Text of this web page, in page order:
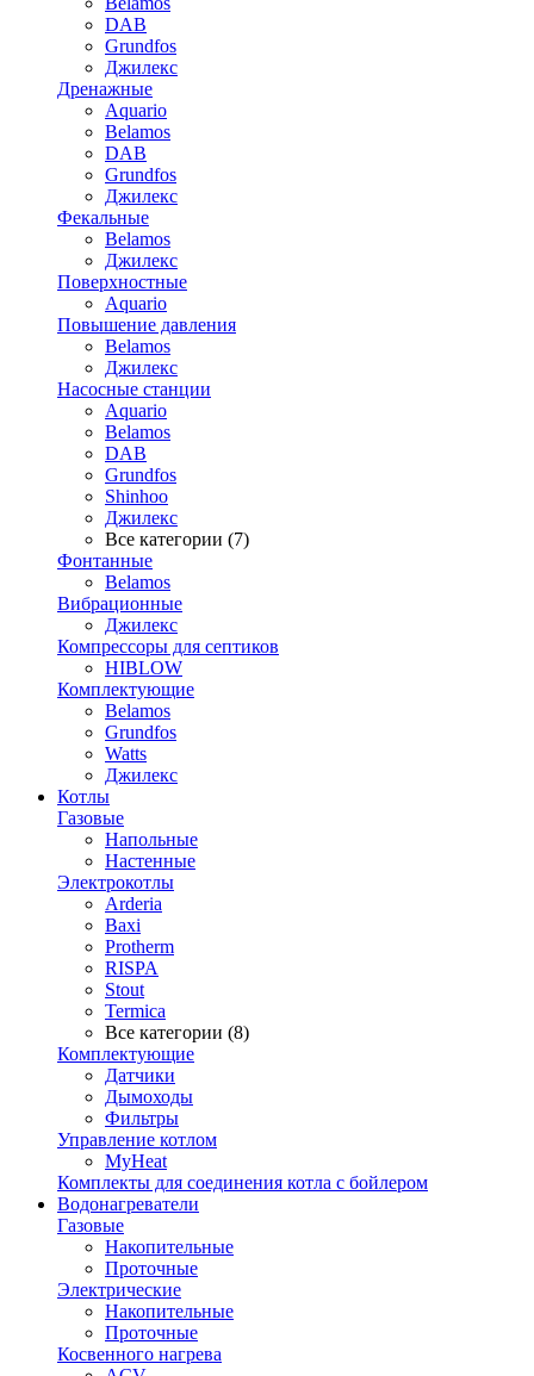
DAB
Grundfos
Джилекс
Дренажные
Aquario
Belamos
DAB
Grundfos
Джилекс
Фекальные
Belamos
Джилекс
Поверхностные
Aquario
Повышение давления
Belamos
Джилекс
Насосные станции
Aquario
Belamos
DAB
Grundfos
Shinhoo
Джилекс
Все категории (7)
Фонтанные
Belamos
Вибрационные
Джилекс
Компрессоры для септиков
HIBLOW
Комплектующие
Belamos
Grundfos
Watts
Джилекс
Котлы
Газовые
Напольные
Настенные
Электрокотлы
Arderia
Baxi
Protherm
RISPA
Stout
Termica
Все категории (8)
Комплектующие
Датчики
Дымоходы
Фильтры
Управление котлом
MyHeat
Комплекты для соединения котла с бойлером
Водонагреватели
Газовые
Накопительные
Проточные
Электрические
Накопительные
Проточные
Косвенного нагрева